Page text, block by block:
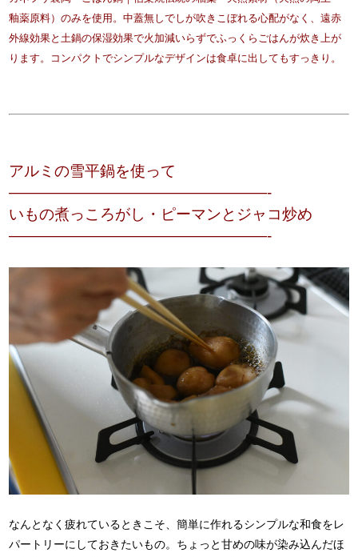
釉薬原料）のみを使用。中蓋無しでしが吹きこぼれる心配がなく、遠赤
外線効果と土鍋の保湿効果で火加減いらずでふっくらごはんが炊き上が
ります。コンパクトでシンプルなデザインは食卓に出してもすっきり。
アルミの雪平鍋を使って
—————————————————-
いもの煮っころがし・ピーマンとジャコ炒め
—————————————————-
なんとなく疲れているときこそ、簡単に作れるシンプルな和食をレ
パートリーにしておきたいもの。ちょっと甘めの味が染み込んだほ